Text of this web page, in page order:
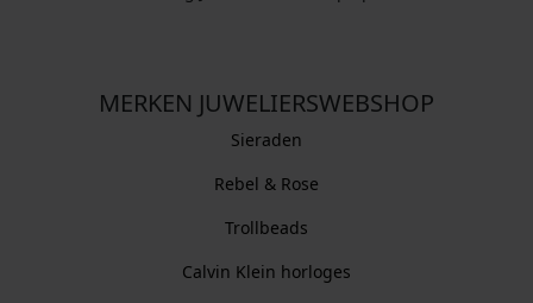
MERKEN JUWELIERSWEBSHOP
Sieraden
Rebel & Rose
Trollbeads
Calvin Klein horloges